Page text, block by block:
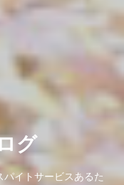
グ
イトサービスあるた